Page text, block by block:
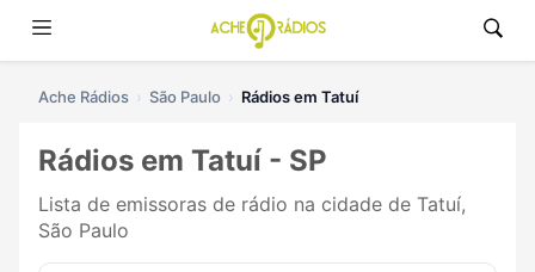
Ache Rádios São Paulo Rádios em Tatuí
Rádios em Tatuí - SP
Lista de emissoras de rádio na cidade de Tatuí,
São Paulo